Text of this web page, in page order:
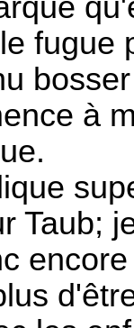
fugue
à
Taub;